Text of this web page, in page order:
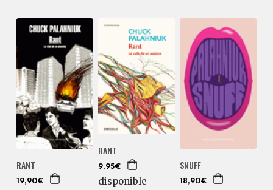
RANT
19,90€
RANT
9,95€
disponible
SNUFF
18,90€